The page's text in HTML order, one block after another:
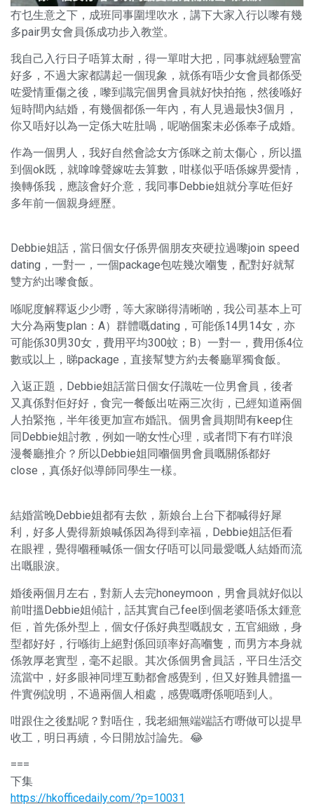
冇乜生意之下，成班同事圍埋吹水，講下大家入行以嚟有幾
多pair男女會員係成功步入教堂。
我自己入行日子唔算太耐，得一單咁大把，同事就經驗豐富
好多，不過大家都講起一個現象，就係有唔少女會員都係受
咗愛情重傷之後，嚟到識完個男會員就好快拍拖，然後喺好
短時間內結婚，有幾個都係一年內，有人見過最快3個月，
你又唔好以為一定係大咗肚喎，呢啲個案未必係奉子成婚。
作為一個男人，我好自然會諗女方係咪之前太傷心，所以搵
到個ok既，就嗱嗱聲嫁咗去算數，咁樣似乎唔係嫁畀愛情，
換轉係我，應該會好介意，我同事Debbie姐就分享咗佢好
多年前一個親身經歷。
Debbie姐話，當日個女仔係畀個朋友夾硬拉過嚟join speed
dating，一對一，一個package包咗幾次嗰隻，配對好就幫
雙方約出嚟食飯。
喺呢度解釋返少少嘢，等大家睇得清晰啲，我公司基本上可
大分為兩隻plan：A）群體嘅dating，可能係14男14女，亦
可能係30男30女，費用平均300蚊；B）一對一，費用係4位
數或以上，睇package，直接幫雙方約去餐廳單獨食飯。
入返正題，Debbie姐話當日個女仔識咗一位男會員，後者
又真係對佢好好，食完一餐飯出咗兩三次街，已經知道兩個
人拍緊拖，半年後更加宣布婚訊。個男會員期間有keep住
同Debbie姐討教，例如一啲女性心理，或者問下有冇咩浪
漫餐廳推介？所以Debbie姐同嗰個男會員嘅關係都好
close，真係好似導師同學生一樣。
結婚當晚Debbie姐都有去飲，新娘台上台下都喊得好犀
利，好多人覺得新娘喊係因為得到幸福，Debbie姐話佢看
在眼裡，覺得嗰種喊係一個女仔唔可以同最愛嘅人結婚而流
出嘅眼淚。
婚後兩個月左右，對新人去完honeymoon，男會員就好似以
前咁搵Debbie姐傾計，話其實自己feel到個老婆唔係太鍾意
佢，首先係外型上，個女仔係好典型嘅靚女，五官細緻，身
型都好好，行喺街上絕對係回頭率好高嗰隻，而男方本身就
係敦厚老實型，毫不起眼。其次係個男會員話，平日生活交
流當中，好多眼神同埋互動都會感覺到，但又好難具體搵一
件實例說明，不過兩個人相處，感覺嘅嘢係呃唔到人。
咁跟住之後點呢？對唔住，我老細無端端話冇嘢做可以提早
收工，明日再續，今日開放討論先。😂
===
下集
https://hkofficedaily.com/?p=10031